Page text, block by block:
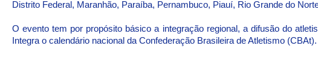
Distrito Federal, Maranhão, Paraíba, Pernambuco, Piauí, Rio Grande do
O evento tem por propósito básico a integração regional, a difusão do
Integra o calendário nacional da Confederação Brasileira de Atletismo (CBAt).